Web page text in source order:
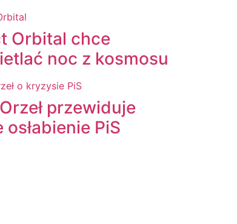
Orbital chce
noc z kosmosu
przewiduje
osłabienie PiS